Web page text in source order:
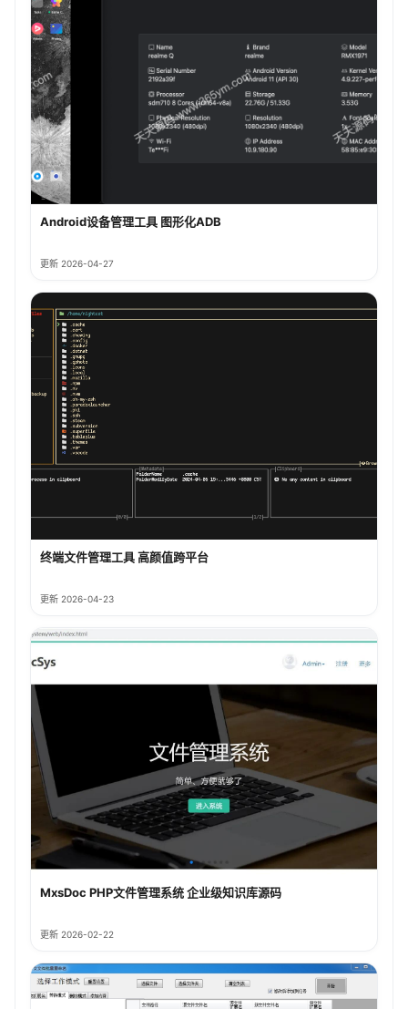
Android设备管理工具 图形化ADB
更新 2026-04-27
终端文件管理工具 高颜值跨平台
更新 2026-04-23
MxsDoc PHP文件管理系统 企业级知识库源码
更新 2026-02-22